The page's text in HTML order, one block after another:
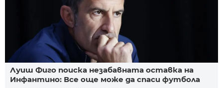
Луиш Фиго поиска незабавната оставка на
Инфантино: Все още може да спаси футбола